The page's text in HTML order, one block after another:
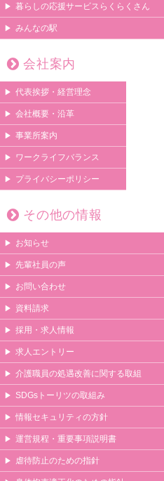
暮らしの応援サービスらくらくさん
みんなの駅
会社案内
代表挨拶・経営理念
会社概要・沿革
事業所案内
ワークライフバランス
プライバシーポリシー
その他の情報
お知らせ
先輩社員の声
お問い合わせ
資料請求
採用・求人情報
求人エントリー
介護職員の処遇改善に関する取組
SDGsトーリツの取組み
情報セキュリティの方針
運営規程・重要事項説明書
虐待防止のための指針